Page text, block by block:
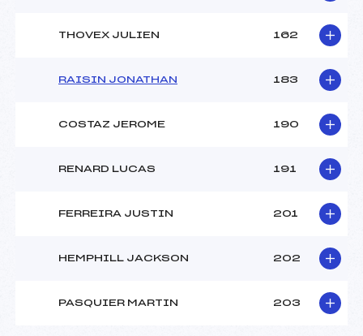
THOVEX JULIEN 162
RAISIN JONATHAN 183
COSTAZ JEROME 190
RENARD LUCAS 191
FERREIRA JUSTIN 201
HEMPHILL JACKSON 202
PASQUIER MARTIN 203